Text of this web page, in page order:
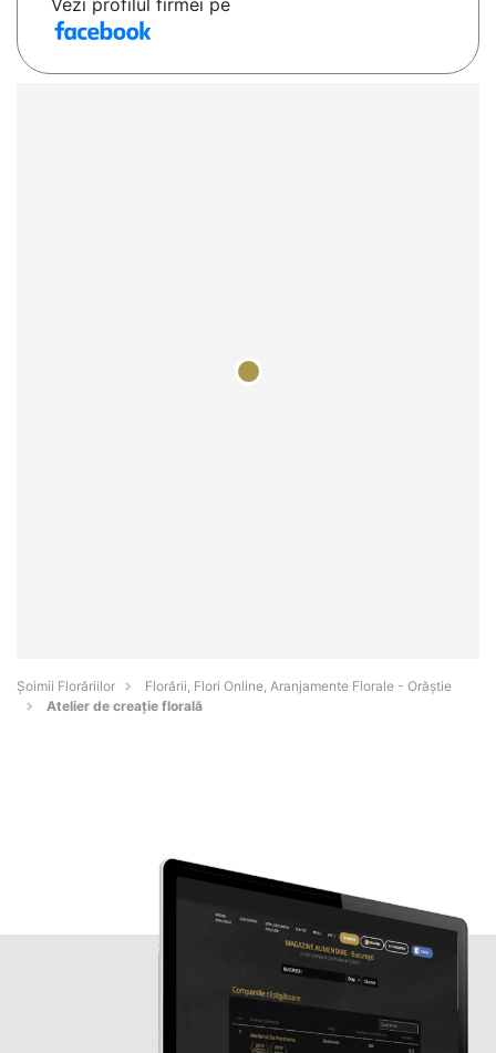
Vezi profilul firmei pe
Șoimii Florăriilor
Florării, Flori Online, Aranjamente Florale - Orăştie
Atelier de creaţie florală